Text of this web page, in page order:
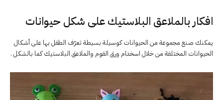
افكار بالملاعق البلاستيك على شكل حيوانات
يمكنك صنع مجموعة من الحيوانات كوسيلة بسيطة تعرّف الطفل بها على أشكال
الحيوانات المختلفة من خلال اسخدام ورق الفوم والملاعق البلاستيك كما بالشكل .